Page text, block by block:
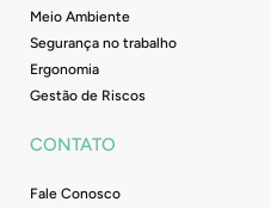
Meio Ambiente
Segurança no trabalho
Ergonomia
Gestão de Riscos
CONTATO
Fale Conosco